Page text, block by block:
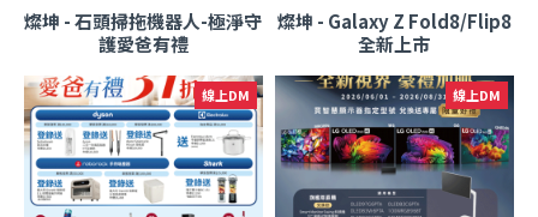
燦坤 - 石頭掃拖機器人-極淨守
護愛爸有禮
燦坤 - Galaxy Z Fold8/Flip8
全新上市
線上DM 線上DM